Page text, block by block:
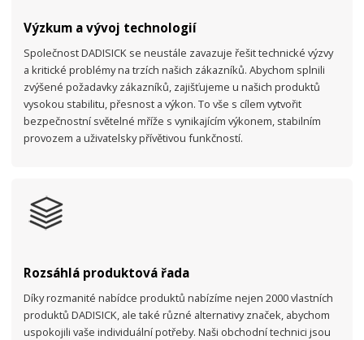
Výzkum a vývoj technologií
Společnost DADISICK se neustále zavazuje řešit technické výzvy
a kritické problémy na trzích našich zákazníků. Abychom splnili
zvýšené požadavky zákazníků, zajišťujeme u našich produktů
vysokou stabilitu, přesnost a výkon. To vše s cílem vytvořit
bezpečnostní světelné mříže s vynikajícím výkonem, stabilním
provozem a uživatelsky přívětivou funkčností.
Rozsáhlá produktová řada
Díky rozmanité nabídce produktů nabízíme nejen 2000 vlastních
produktů DADISICK, ale také různé alternativy značek, abychom
uspokojili vaše individuální potřeby. Naši obchodní technici jsou